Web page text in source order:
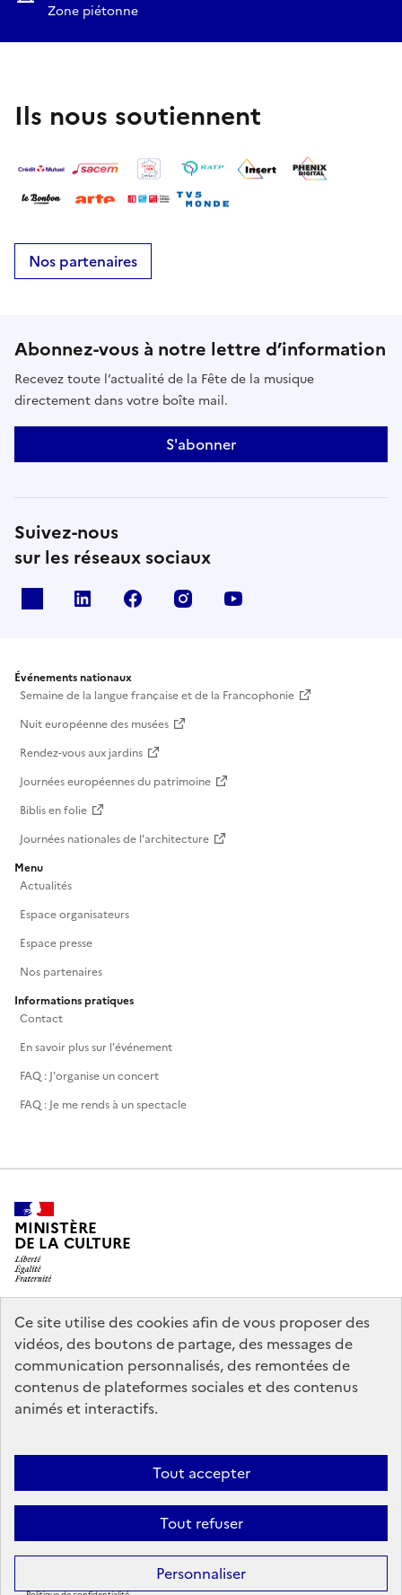
Ce site utilise des cookies afin de vous proposer des
vidéos, des boutons de partage, des messages de
communication personnalisés, des remontées de
contenus de plateformes sociales et des contenus
animés et interactifs.
Tout accepter
Tout refuser
Personnaliser
Zone piétonne
Ils nous soutiennent
Nos partenaires
Abonnez-vous à notre lettre d’information
Recevez toute l’actualité de la Fête de la musique
directement dans votre boîte mail.
S'abonner
Suivez-nous
sur les réseaux sociaux
Linkedin Facebook Instagram
Événements nationaux
Semaine de la langue française et de la Francophonie
Nuit européenne des musées
Rendez-vous aux jardins
Journées européennes du patrimoine
Biblis en folie
Journées nationales de l'architecture
Menu
Actualités
Espace organisateurs
Espace presse
Nos partenaires
Informations pratiques
Contact
En savoir plus sur l'événement
FAQ : J'organise un concert
FAQ : Je me rends à un spectacle
MINISTÈRE
DE LA CULTURE
legifrance.gouv.fr
info.gouv.fr
service-public.gouv.fr
data.gouv.fr
Accessibilité : partiellement conforme
Politique générale de
Mentions légales
témoins de connexion (cookies)
Crédits
Sauf mention contraire, tous les contenus de ce site sont sous